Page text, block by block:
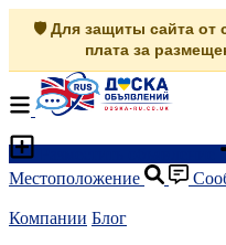
🛡️ Для защиты сайта от
плата за
Местоположение
Компании Блог